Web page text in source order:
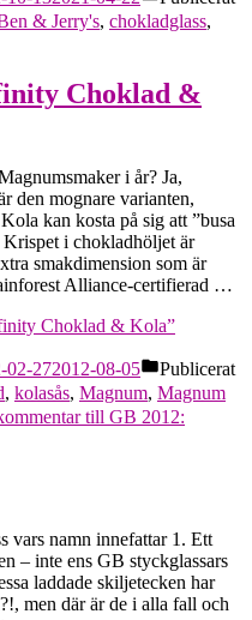
& Jerry's, chokladglass,
Choklad &
i år? Ja,
den mognare varianten,
kan kosta på sig att ”busa
i chokladhöljet är
smakdimension som är
Alliance-certifierad …
Choklad & Kola”
02-272012-08-05
Publicerat
, kolasås, Magnum, Magnum
till GB 2012:
vars namn innefattar 1. Ett
– inte ens GB styckglassars
laddade skiljetecken har
men där är de i alla fall och